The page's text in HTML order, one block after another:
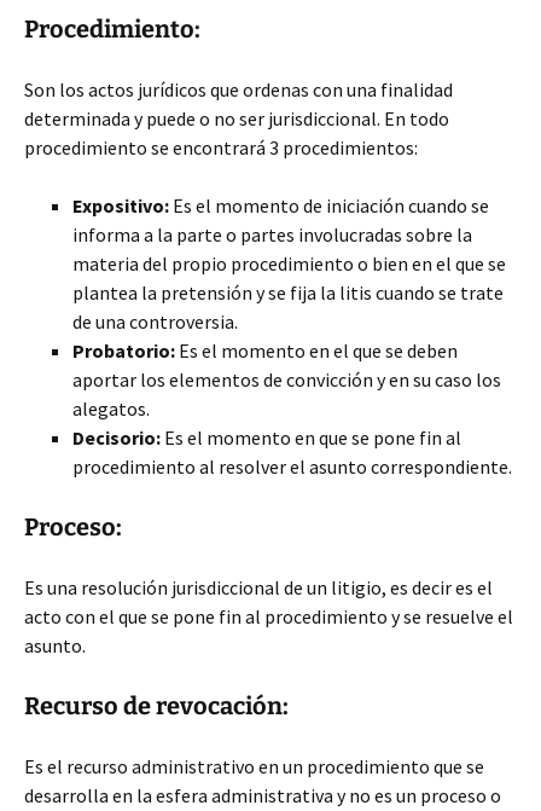
Procedimiento:
Son los actos jurídicos que ordenas con una finalidad
determinada y puede o no ser jurisdiccional. En todo
procedimiento se encontrará 3 procedimientos:
Expositivo: Es el momento de iniciación cuando se
informa a la parte o partes involucradas sobre la
materia del propio procedimiento o bien en el que se
plantea la pretensión y se fija la litis cuando se trate
de una controversia.
Probatorio: Es el momento en el que se deben
aportar los elementos de convicción y en su caso los
alegatos.
Decisorio: Es el momento en que se pone fin al
procedimiento al resolver el asunto correspondiente.
Proceso:
Es una resolución jurisdiccional de un litigio, es decir es el
acto con el que se pone fin al procedimiento y se resuelve el
asunto.
Recurso de revocación:
Es el recurso administrativo en un procedimiento que se
desarrolla en la esfera administrativa y no es un proceso o